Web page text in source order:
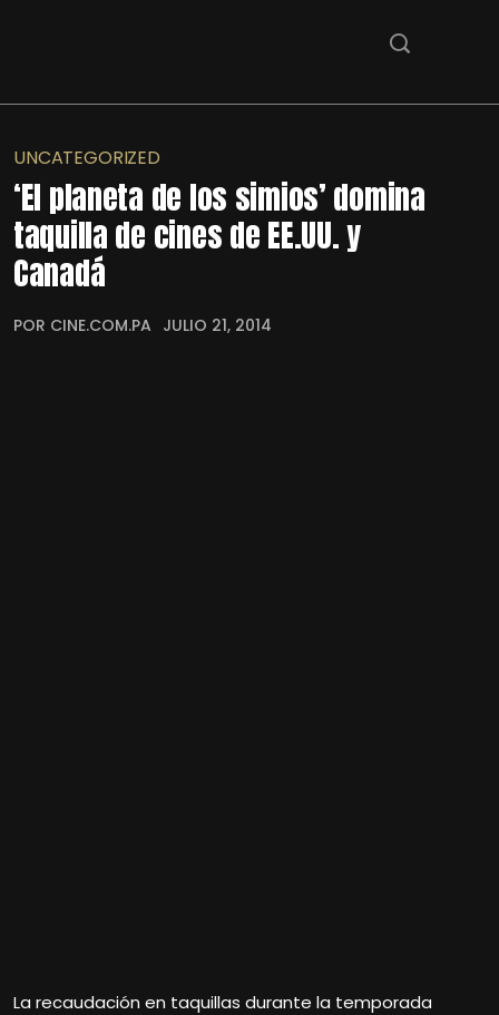
UNCATEGORIZED
‘El planeta de los simios’ domina
taquilla de cines de EE.UU. y
Canadá
POR CINE.COM.PA JULIO 21, 2014
La recaudación en taquillas durante la temporada